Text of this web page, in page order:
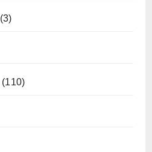
(3)
(110)